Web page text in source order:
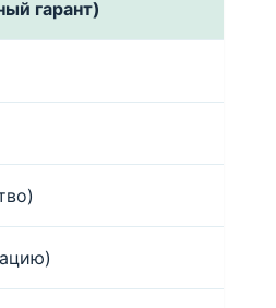
гарант)